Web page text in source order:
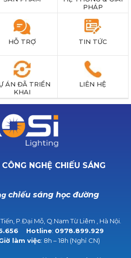
PHÁP
HỖ TRỢ TIN TỨC
ÁN ĐÃ TRIỂN
KHAI
LIÊN HỆ
NGHỆ CHIẾU SÁNG
chiếu sáng học đường
P.Đại Mỗ, Q.Nam Từ Liêm , Hà Nội.
Hotline: 0978.899.929
làm việc: 8h – 18h (Nghỉ CN)